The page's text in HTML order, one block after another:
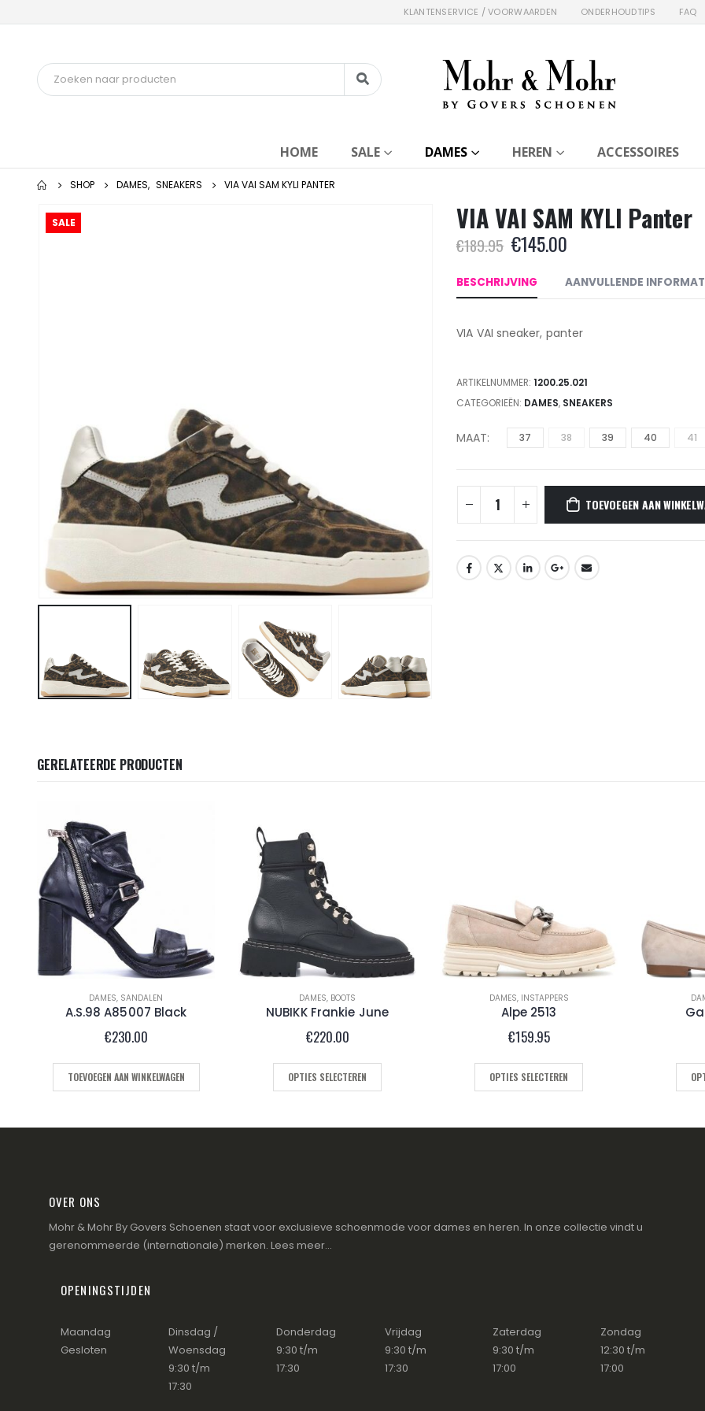
KLANTENSERVICE / VOORWAARDEN ONDERHOUDTIPS FAQ
HOME SALE DAMES HEREN ACCESSOIRES
SHOP DAMES, SNEAKERS VIA VAI SAM KYLI PANTER
SALE VIA VAI SAM KYLI Panter
€189.95 Oorspronkelijke
prijs
was:
€189.95.
€145.00
is:
€145.00.
BESCHRIJVING AANVULLENDE
VIA VAI sneaker, panter
ARTIKELNUMMER:1200.25.021
CATEGORIEËN: DAMES, SNEAKERS
MAAT 37 38 39 40 41
TOEVOEGEN AAN
GERELATEERDE PRODUCTEN
DAMES, SANDALEN
A.S.98 A85007 Black
€230.00
TOEVOEGEN AAN WINKELWAGEN
DAMES, BOOTS
NUBIKK Frankie June
€220.00
OPTIES SELECTEREN
DAMES, INSTAPPERS
Alpe 2513
€159.95
OPTIES SELECTEREN
OVER ONS
Mohr & Mohr By Govers Schoenen staat voor exclusieve schoenmode voor dames en heren. In onze collectie vindt u
gerenommeerde (internationale) merken. Lees meer...
OPENINGSTIJDEN
Maandag
Gesloten
Dinsdag /
Woensdag
9:30 t/m
17:30
Donderdag
9:30 t/m
17:30
Vrijdag
9:30 t/m
17:30
Zaterdag
9:30 t/m
17:00
Zondag
12:30 t/m
17:00